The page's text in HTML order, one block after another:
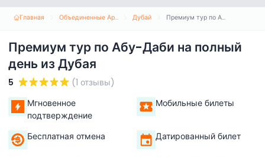
Главная Объединенные Арабские Эмираты Дубай Премиум тур по Абу-Даби на полный день из Дубая
Премиум тур по Абу-Даби на полный
день из Дубая
5
(1 отзывы)
Мгновенное
подтверждение
Мобильные билеты
Бесплатная отмена Датированный билет